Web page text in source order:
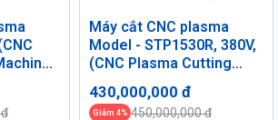
Máy cắt CNC plasma
Model - STP1530R, 380V,
(CNC Plasma Cutting
Machine), Trung Quốc,
mới 100%
430,000,000 đ
Giảm 4% 450,000,000 đ